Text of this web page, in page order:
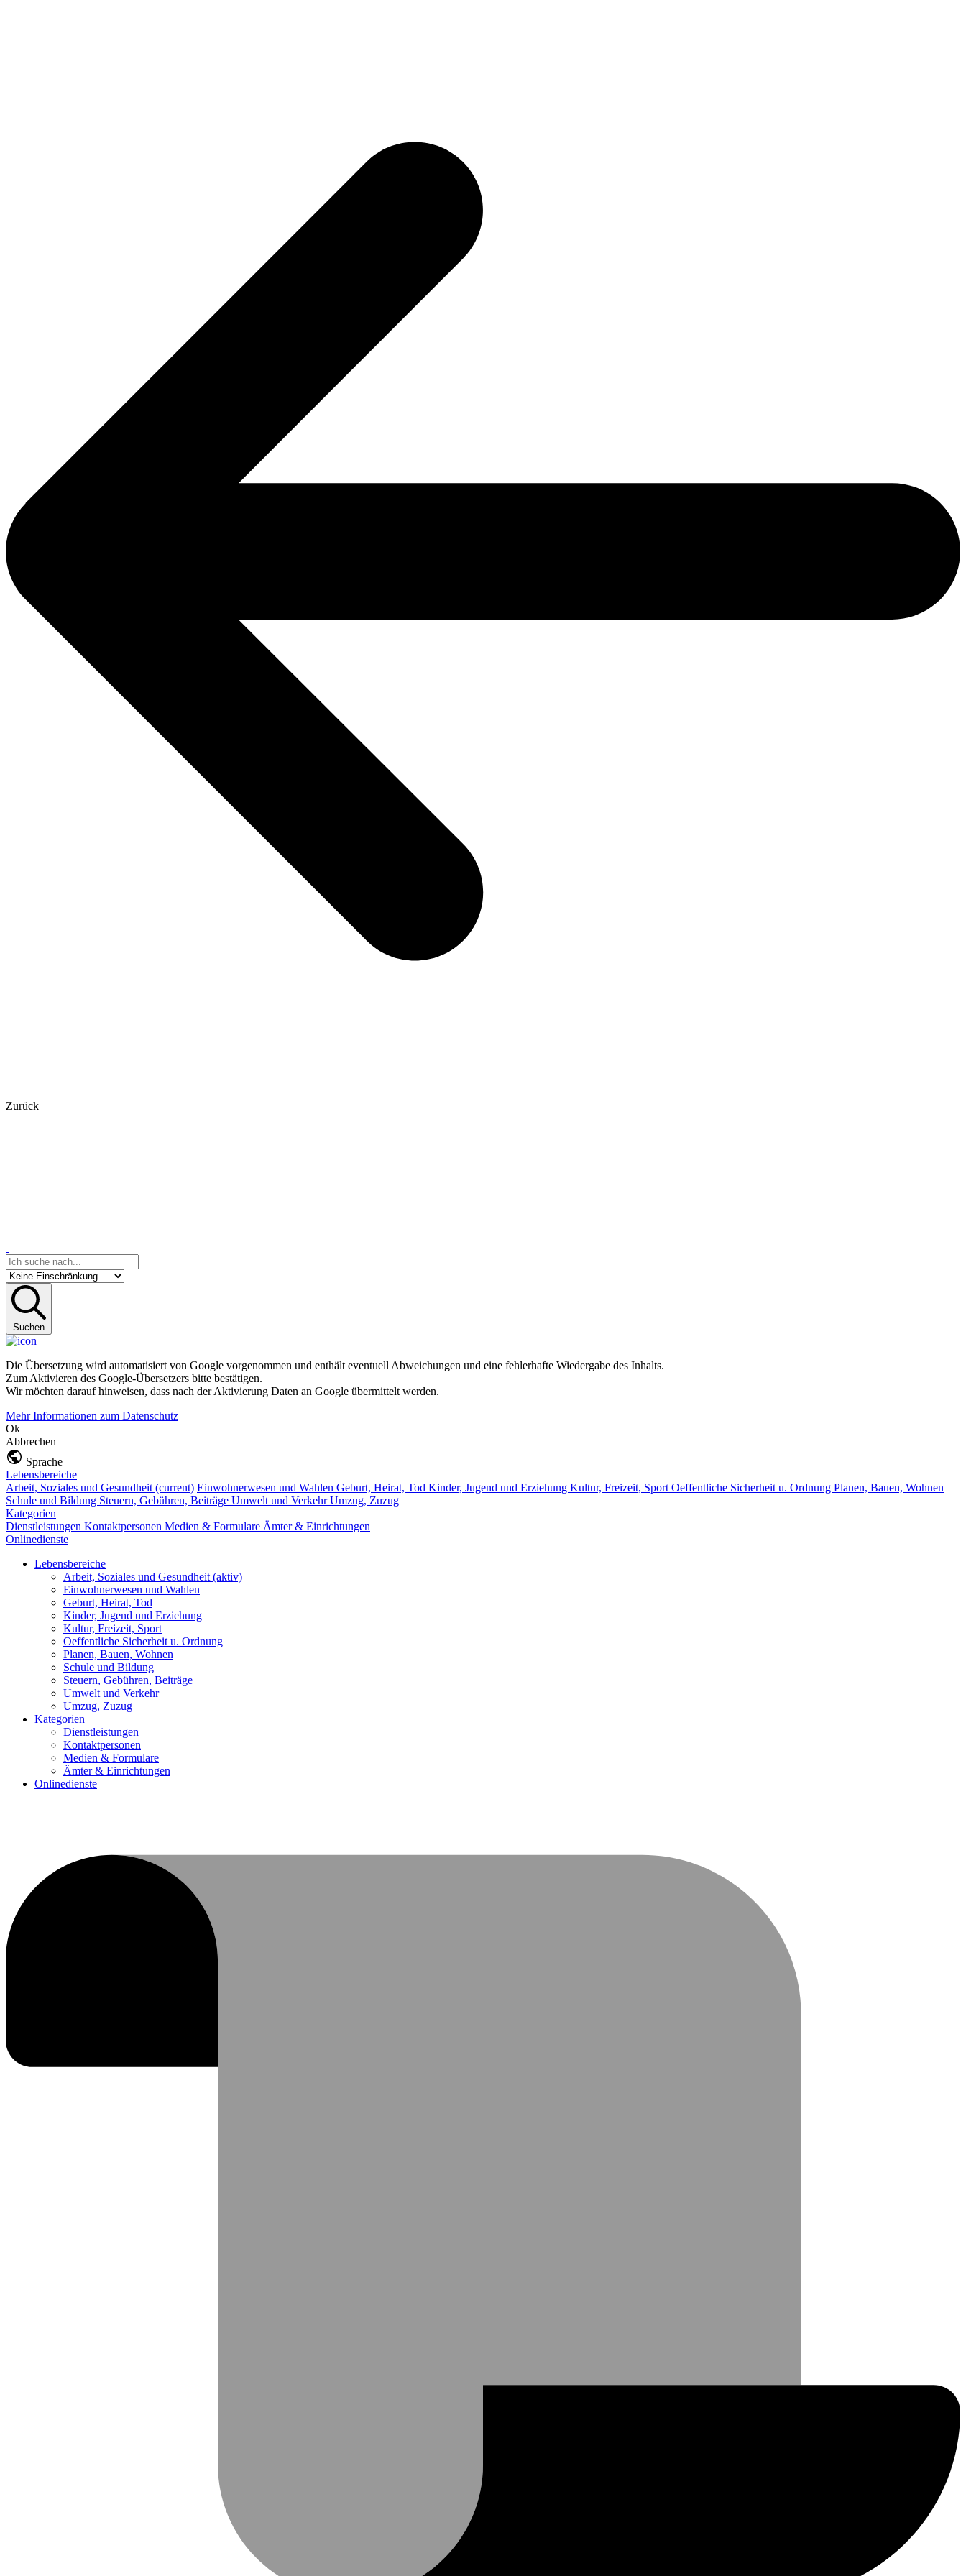
Zurück
Suchen
Die Übersetzung wird automatisiert von Google vorgenommen und enthält eventuell Abweichungen und eine fehlerhafte Wiedergabe des Inhalts.
Zum Aktivieren des Google-Übersetzers bitte bestätigen.
Wir möchten darauf hinweisen, dass nach der Aktivierung Daten an Google übermittelt werden.
Mehr Informationen zum Datenschutz
Ok
Abbrechen
Sprache
Lebensbereiche
Arbeit, Soziales und Gesundheit (current) Einwohnerwesen und Wahlen Geburt, Heirat, Tod Kinder, Jugend und Erziehung Kultur, Freizeit, Sport Oeffentliche Sicherheit u. Ordnung Planen, Bauen, Wohnen
Schule und Bildung Steuern, Gebühren, Beiträge Umwelt und VerkehrUmzug, Zuzug
Kategorien
Dienstleistungen Kontaktpersonen Medien & Formulare Ämter & Einrichtungen
Onlinedienste
Lebensbereiche
Arbeit, Soziales und Gesundheit (aktiv)
Einwohnerwesen und Wahlen
Geburt, Heirat, Tod
Kinder, Jugend und Erziehung
Kultur, Freizeit, Sport
Oeffentliche Sicherheit u. Ordnung
Planen, Bauen, Wohnen
Schule und Bildung
Steuern, Gebühren, Beiträge
Umwelt und Verkehr
Umzug, Zuzug
Kategorien
Dienstleistungen
Kontaktpersonen
Medien & Formulare
Ämter & Einrichtungen
Onlinedienste